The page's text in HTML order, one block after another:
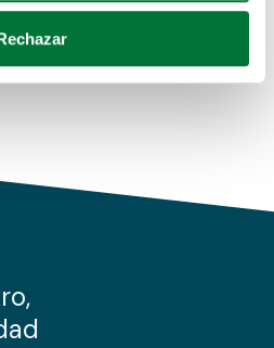
específicas (huellas
sobre cómo se procesan sus
haga del sitio web con
sociales, publicidad y análisis